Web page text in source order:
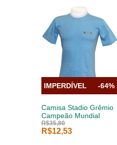
Camisa Stadio Grêmio
Campeão Mundial
R$35,80
R$12,53
IMPERDÍVEL -64%